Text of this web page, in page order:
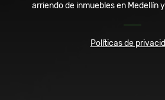
arriendo de inmuebles en Medellín
Políticas de